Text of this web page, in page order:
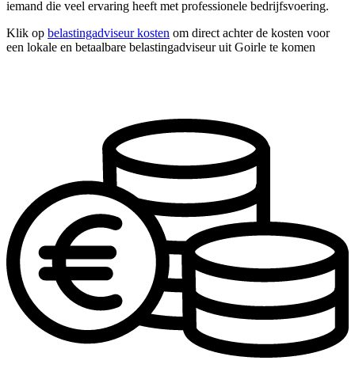
iemand die veel ervaring heeft met professionele bedrijfsvoering.
Klik op belastingadviseur kosten om direct achter de kosten voor
een lokale en betaalbare belastingadviseur uit Goirle te komen